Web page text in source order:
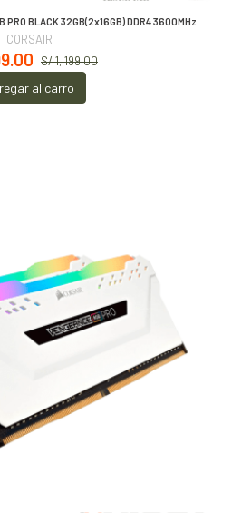
PRO BLACK 32GB(2x16GB) DDR4 3600MHz
CORSAIR
S/ 1, 199.00
al carro